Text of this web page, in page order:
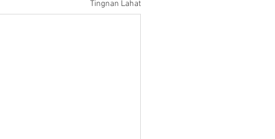
Tingnan Lahat